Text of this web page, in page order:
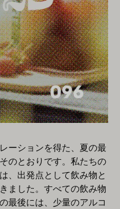
ーションを得た、夏の最
のとおりです。私たちの
、出発点として飲み物と
ました。すべての飲み物
最後には、少量のアルコ